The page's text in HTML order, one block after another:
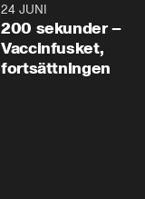
24 JUNI
200 sekunder –
Vaccinfusket,
fortsättningen